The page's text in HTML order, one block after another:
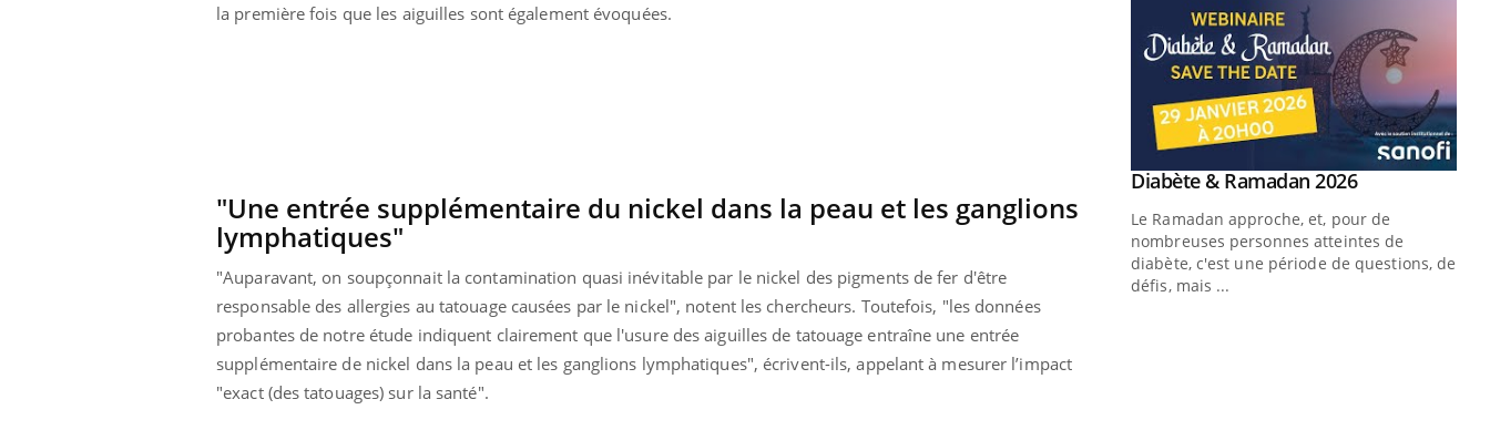
la première fois que les aiguilles sont également évoquées.
"Une entrée supplémentaire du nickel dans la peau et les ganglions
lymphatiques"
"Auparavant, on soupçonnait la contamination quasi inévitable par le nickel des pigments de fer d'être
responsable des allergies au tatouage causées par le nickel", notent les chercheurs. Toutefois, "les données
probantes de notre étude indiquent clairement que l'usure des aiguilles de tatouage entraîne une entrée
supplémentaire de nickel dans la peau et les ganglions lymphatiques", écrivent-ils, appelant à mesurer l’impact
"exact (des tatouages) sur la santé".
osait en parler?? Youtube
En 2026, l'insuline dans le diabète de type 2
patients comme parfois chez les soignants.
préparer pour l’été !Youtube
soleil, activités en plein air… Nos mains
sont ...
Youtube
Diabète & Ramadan 2026Youtube
Le Ramadan approche, et, pour de
nombreuses personnes atteintes de
diabète, c'est une période de questions, de
défis, mais ...